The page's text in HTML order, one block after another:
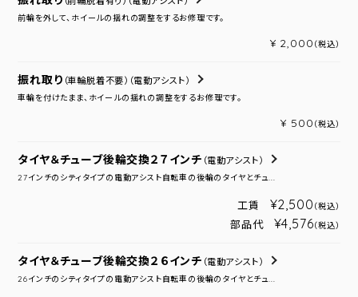
前輪を外して、ホイールの揺れの調整をするお修理です。
¥ 2,000 （税込）
振れ取り （車輪脱着不要） （電動アシスト）
車輪を付けたまま、ホイールの揺れの調整をするお修理です。
¥ 500 （税込）
タイヤ＆チューブ後輪交換２７インチ （電動アシスト）
27インチのシティタイプの電動アシスト自転車の後輪のタイヤとチュ...
工賃 ¥2,500 （税込）
部品代 ¥4,576（税込）
タイヤ＆チューブ後輪交換２６インチ （電動アシスト）
26インチのシティタイプの電動アシスト自転車の後輪のタイヤとチュ...